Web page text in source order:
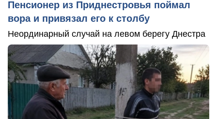
Пенсионер из Приднестровья поймал
вора и привязал его к столбу
Неординарный случай на левом берегу Днестра